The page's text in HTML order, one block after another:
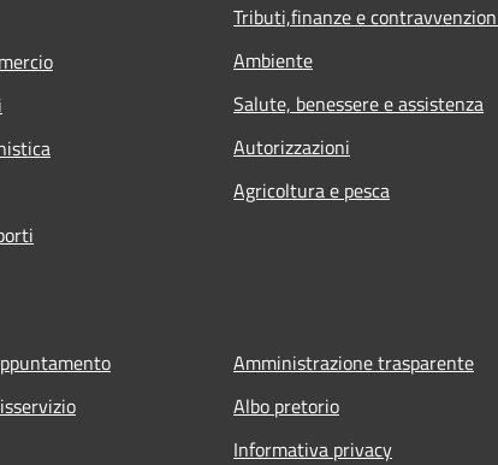
Tributi,finanze e
Ambiente
Salute, benessere e assistenza
Autorizzazioni
Agricoltura e pesca
Amministrazione trasparente
Albo pretorio
Informativa privacy